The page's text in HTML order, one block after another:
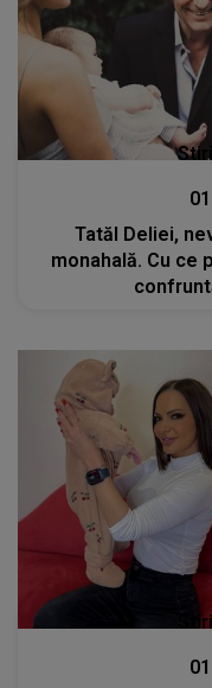
Tatăl Deliei,
monahală. Cu ce